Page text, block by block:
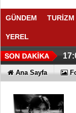
GÜNDEM TURİZM
YEREL
Ana Sayfa